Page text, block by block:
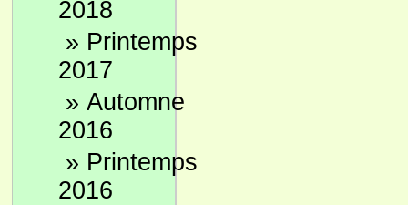
2018
» Printemps
2017
» Automne
2016
» Printemps
2016